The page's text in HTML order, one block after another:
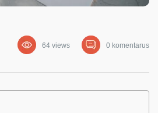
64 views 0 komentarus